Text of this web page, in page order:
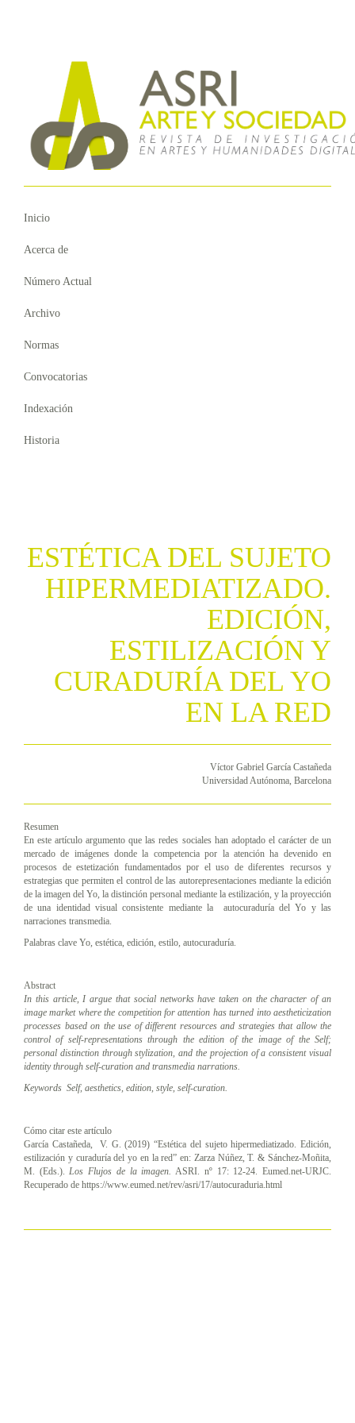
Inicio
Acerca de
Número Actual
Archivo
Normas
Convocatorias
Indexación
Historia
ESTÉTICA DEL SUJETO
HIPERMEDIATIZADO.
EDICIÓN,
ESTILIZACIÓN Y
CURADURÍA DEL YO
EN LA RED
Víctor Gabriel García Castañeda
Universidad Autónoma, Barcelona
Resumen
En este artículo argumento que las redes sociales han adoptado el carácter de un
mercado de imágenes donde la competencia por la atención ha devenido en
procesos de estetización fundamentados por el uso de diferentes recursos y
estrategias que permiten el control de las autorepresentaciones mediante la edición
de la imagen del Yo, la distinción personal mediante la estilización, y la proyección
de una identidad visual consistente mediante la autocuraduría del Yo y las
narraciones transmedia.
Palabras clave Yo, estética, edición, estilo, autocuraduría.
Abstract
In this article, I argue that social networks have taken on the character of an
image market where the competition for attention has turned into aestheticization
processes based on the use of different resources and strategies that allow the
control of self-representations through the edition of the image of the Self;
personal distinction through stylization, and the projection of a consistent visual
identity through self-curation and transmedia narrations.
Keywords Self, aesthetics, edition, style, self-curation.
Cómo citar este artículo
García Castañeda, V. G. (2019) “Estética del sujeto hipermediatizado. Edición,
estilización y curaduría del yo en la red” en: Zarza Núñez, T. & Sánchez-Moñita,
M. (Eds.). Los Flujos de la imagen.
ASRI. nº 17: 12-24. Eumed.net-URJC.
Recuperado de https://www.eumed.net/rev/asri/17/autocuraduria.html